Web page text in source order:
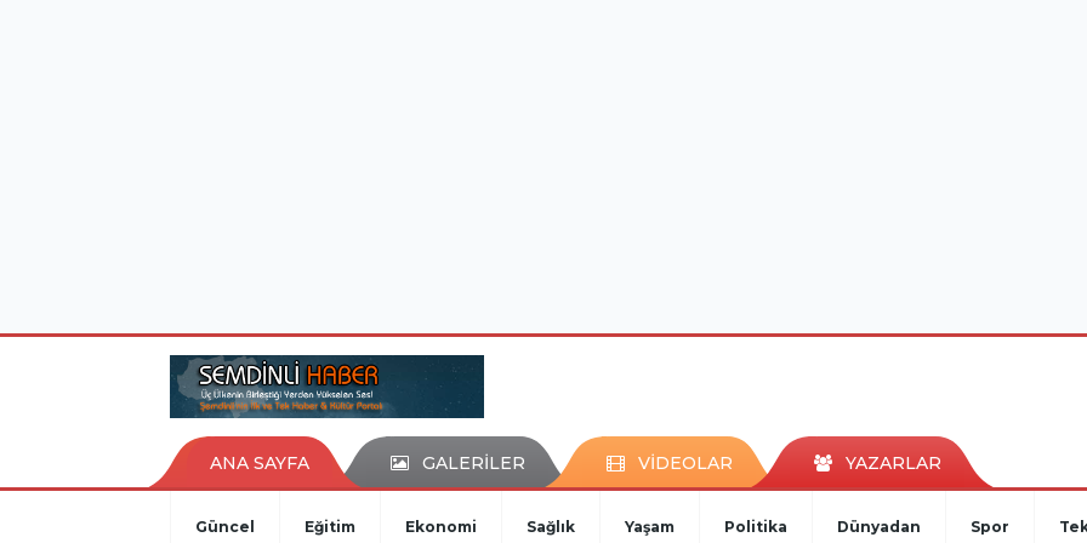
ANA SAYFA GALERİLER VİDEOLAR YAZARLAR
Güncel Eğitim Ekonomi Sağlık Yaşam Politika Dünyadan Spor